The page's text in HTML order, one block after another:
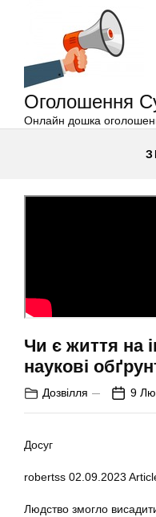
Оголошення
Онлайн дошка
Чи є життя на
наукові
Дозвілля 9
Досуг
robertss 02.09.2023
Людство змогло